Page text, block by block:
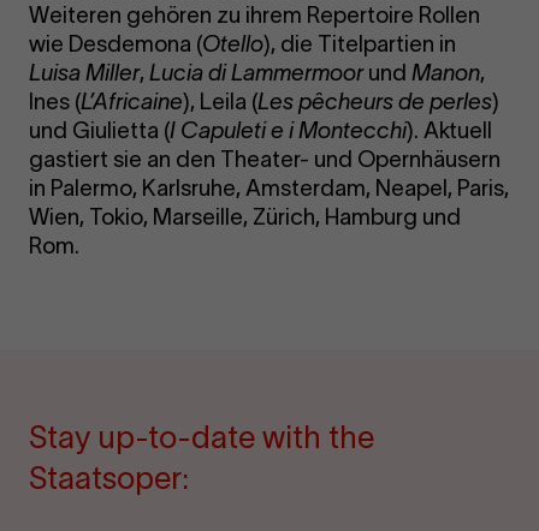
Weiteren gehören zu ihrem Repertoire Rollen
wie Desdemona (Otello), die Titelpartien in
Luisa Miller, Lucia di Lammermoorund Manon,
Ines (L’Africaine), Leila (Les pêcheurs de perles)
und Giulietta (I Capuleti e i Montecchi). Aktuell
gastiert sie an den Theater- und Opernhäusern
in Palermo, Karlsruhe, Amsterdam, Neapel, Paris,
Wien, Tokio, Marseille, Zürich, Hamburg und
Rom.
Stay up-to-date with the
Staatsoper: